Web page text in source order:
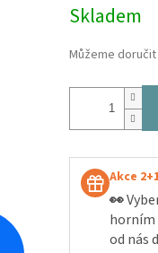
cena:
Skladem
Můžeme
Akce
👀
horním
od nás